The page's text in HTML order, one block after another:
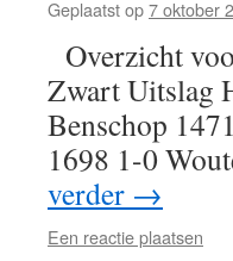
Geplaatst op7 oktober
Overzicht
Zwart Uitslag
Benschop
1698 1-0
verder →
Een reactie plaatsen